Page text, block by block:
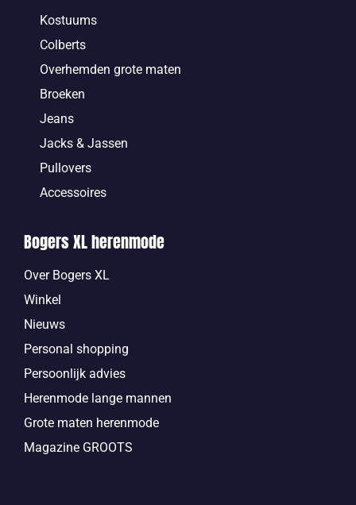
Kostuums
Colberts
Overhemden grote maten
Broeken
Jeans
Jacks & Jassen
Pullovers
Accessoires
Bogers XL herenmode
Over Bogers XL
Winkel
Nieuws
Personal shopping
Persoonlijk advies
Herenmode lange mannen
Grote maten herenmode
Magazine GROOTS